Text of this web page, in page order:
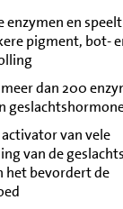
enzymen en
pigment, bot-
dan 200
van vele
van de
het bevordert de